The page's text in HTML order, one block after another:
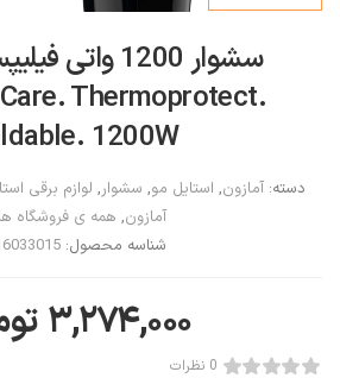
Thermoprotect.
1200W
دسته: آمازون, استایل مو, سشوار, لوازم برقی
آمازون, همه ی فروشگاه ها
شناسه محصول:
۳,۲۷۴,۰۰۰
0 نظرات